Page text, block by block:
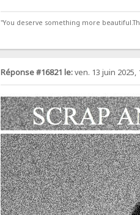
"You deserve something more
Réponse #16821 le:ven. 13 juin 2025,